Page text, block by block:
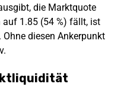
die Marktquote
auf 1.85 (54 %) fällt, ist
diesen Ankerpunkt